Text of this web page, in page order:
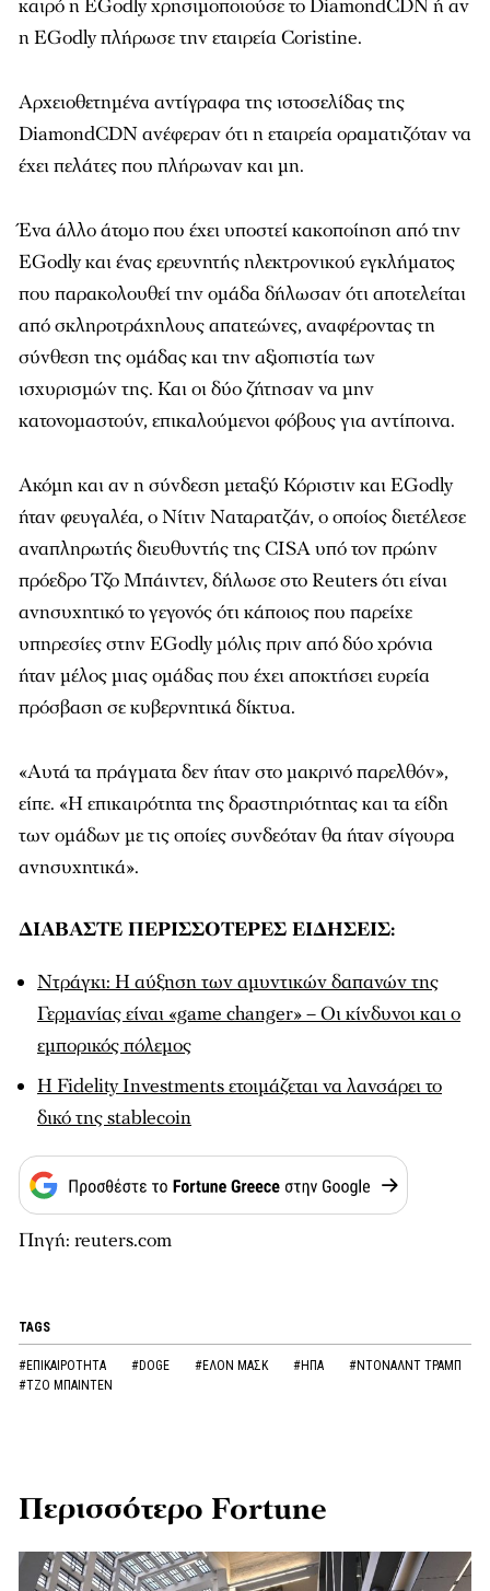
καιρό η EGodly χρησιμοποιούσε το DiamondCDN ή αν
η EGodly πλήρωσε την εταιρεία Coristine.
Αρχειοθετημένα αντίγραφα της ιστοσελίδας της
DiamondCDN ανέφεραν ότι η εταιρεία οραματιζόταν να
έχει πελάτες που πλήρωναν και μη.
Ένα άλλο άτομο που έχει υποστεί κακοποίηση από την
EGodly και ένας ερευνητής ηλεκτρονικού εγκλήματος
που παρακολουθεί την ομάδα δήλωσαν ότι αποτελείται
από σκληροτράχηλους απατεώνες, αναφέροντας τη
σύνθεση της ομάδας και την αξιοπιστία των
ισχυρισμών της. Και οι δύο ζήτησαν να μην
κατονομαστούν, επικαλούμενοι φόβους για αντίποινα.
Ακόμη και αν η σύνδεση μεταξύ Κόριστιν και EGodly
ήταν φευγαλέα, ο Νίτιν Ναταρατζάν, ο οποίος διετέλεσε
αναπληρωτής διευθυντής της CISA υπό τον πρώην
πρόεδρο Τζο Μπάιντεν, δήλωσε στο Reuters ότι είναι
ανησυχητικό το γεγονός ότι κάποιος που παρείχε
υπηρεσίες στην EGodly μόλις πριν από δύο χρόνια
ήταν μέλος μιας ομάδας που έχει αποκτήσει ευρεία
πρόσβαση σε κυβερνητικά δίκτυα.
«Αυτά τα πράγματα δεν ήταν στο μακρινό παρελθόν»,
είπε. «Η επικαιρότητα της δραστηριότητας και τα είδη
των ομάδων με τις οποίες συνδεόταν θα ήταν σίγουρα
ανησυχητικά».
ΔΙΑΒΑΣΤΕ ΠΕΡΙΣΣΟΤΕΡΕΣ ΕΙΔΗΣΕΙΣ:
Ντράγκι: Η αύξηση των αμυντικών δαπανών της
Γερμανίας είναι «game changer» – Οι κίνδυνοι και ο
εμπορικός πόλεμος
Η Fidelity Investments ετοιμάζεται να λανσάρει το
δικό της stablecoin
Πηγή: reuters.com
TAGS
#ΕΠΙΚΑΙΡΟΤΗΤΑ #DOGE #ΕΛΟΝ ΜΑΣΚ #ΗΠΑ
#ΝΤΟΝΑΛΝΤ ΤΡΑΜΠ
#ΤΖΟ ΜΠΑΙΝΤΕΝ
Περισσότερο Fortune